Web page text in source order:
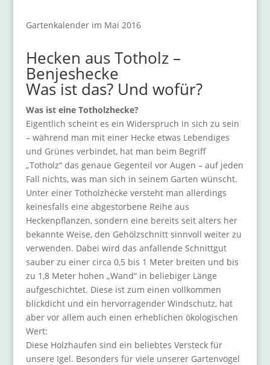
Gartenkalender im Mai 2016
Hecken aus Totholz –
Benjeshecke
Was ist das? Und wofür?
Was ist eine Totholzhecke?
Eigentlich scheint es ein Widerspruch in sich zu sein
– während man mit einer Hecke etwas Lebendiges
und Grünes verbindet, hat man beim Begriff
„Totholz“ das genaue Gegenteil vor Augen – auf jeden
Fall nichts, was man sich in seinem Garten wünscht.
Unter einer Totholzhecke versteht man allerdings
keinesfalls eine abgestorbene Reihe aus
Heckenpflanzen, sondern eine bereits seit alters her
bekannte Weise, den Gehölzschnitt sinnvoll weiter zu
verwenden. Dabei wird das anfallende Schnittgut
sauber zu einer circa 0,5 bis 1 Meter breiten und bis
zu 1,8 Meter hohen „Wand“ in beliebiger Länge
aufgeschichtet. Diese ist zum einen vollkommen
blickdicht und ein hervorragender Windschutz, hat
aber vor allem auch einen erheblichen ökologischen
Wert:
Diese Holzhaufen sind ein beliebtes Versteck für
unsere Igel. Besonders für viele unserer Gartenvögel